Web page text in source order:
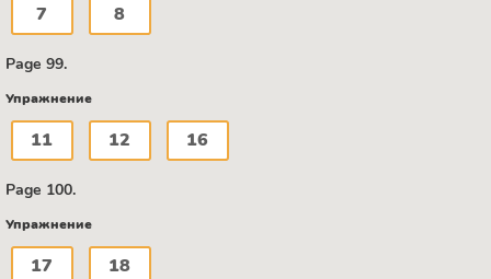
7 8
Page 99.
Упражнение
11 12 16
Page 100.
Упражнение
17 18